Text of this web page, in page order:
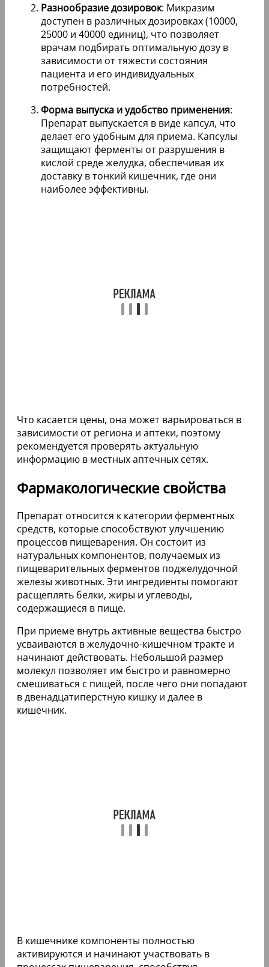
Разнообразие дозировок: Микразим
доступен в различных дозировках (10000,
25000 и 40000 единиц), что позволяет
врачам подбирать оптимальную дозу в
зависимости от тяжести состояния
пациента и его индивидуальных
потребностей.
Форма выпуска и удобство применения:
Препарат выпускается в виде капсул, что
делает его удобным для приема. Капсулы
защищают ферменты от разрушения в
кислой среде желудка, обеспечивая их
доставку в тонкий кишечник, где они
наиболее эффективны.
Что касается цены, она может варьироваться в
зависимости от региона и аптеки, поэтому
рекомендуется проверять актуальную
информацию в местных аптечных сетях.
Фармакологические свойства
Препарат относится к категории ферментных
средств, которые способствуют улучшению
процессов пищеварения. Он состоит из
натуральных компонентов, получаемых из
пищеварительных ферментов поджелудочной
железы животных. Эти ингредиенты помогают
расщеплять белки, жиры и углеводы,
содержащиеся в пище.
При приеме внутрь активные вещества быстро
усваиваются в желудочно-кишечном тракте и
начинают действовать. Небольшой размер
молекул позволяет им быстро и равномерно
смешиваться с пищей, после чего они попадают
в двенадцатиперстную кишку и далее в
кишечник.
В кишечнике компоненты полностью
активируются и начинают участвовать в